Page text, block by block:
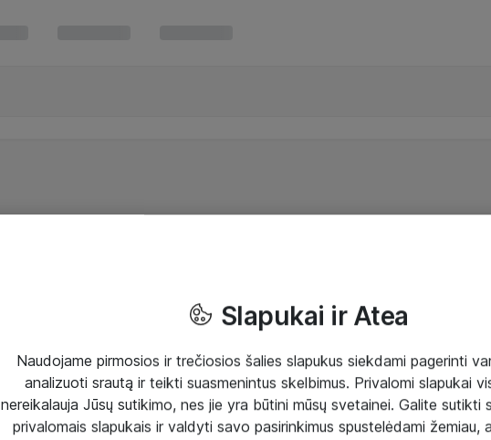
Slapukai ir Atea
Naudojame pirmosios ir trečiosios šalies slapukus siekdami pagerinti
analizuoti srautą ir teikti suasmenintus skelbimus. Privalomi slapukai
nereikalauja Jūsų sutikimo, nes jie yra būtini mūsų svetainei. Galite sutikti
privalomais slapukais ir valdyti savo pasirinkimus spustelėdami žemiau,